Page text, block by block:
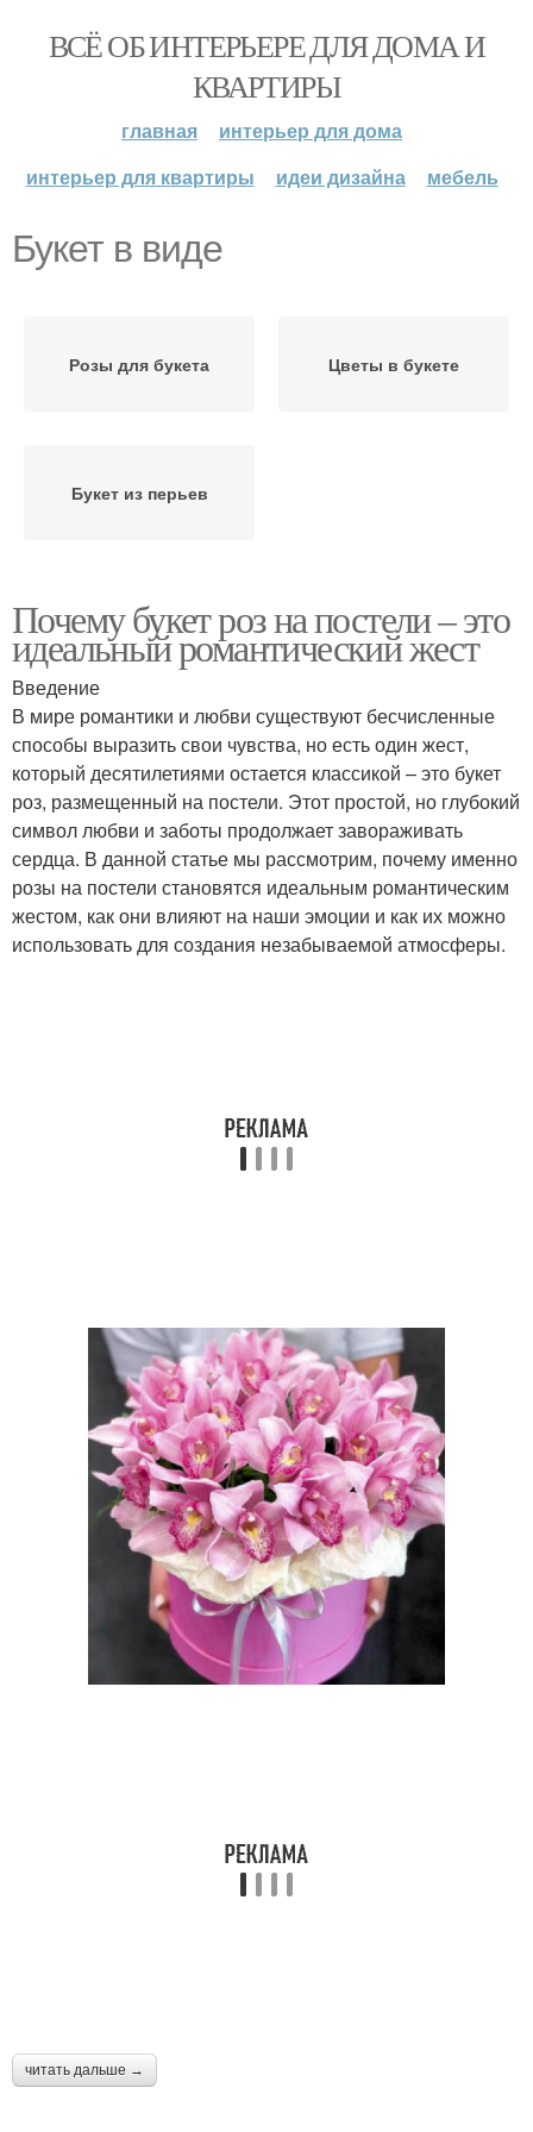
ВСЁ ОБ ИНТЕРЬЕРЕ ДЛЯ ДОМА И
КВАРТИРЫ
главная
интерьер для дома
интерьер для квартиры
идеи дизайна мебель
Букет в виде
Розы для букета Цветы в букете
Букет из перьев
Почему букет роз на постели – это
идеальный романтический жест
Введение
В мире романтики и любви существуют бесчисленные
способы выразить свои чувства, но есть один жест,
который десятилетиями остается классикой – это букет
роз, размещенный на постели. Этот простой, но глубокий
символ любви и заботы продолжает завораживать
сердца. В данной статье мы рассмотрим, почему именно
розы на постели становятся идеальным романтическим
жестом, как они влияют на наши эмоции и как их можно
использовать для создания незабываемой атмосферы.
читать дальше →